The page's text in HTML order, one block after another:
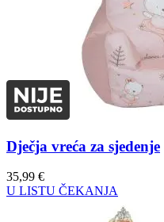
Dječja vreća za sjedenje
35,99 €
U LISTU ČEKANJA